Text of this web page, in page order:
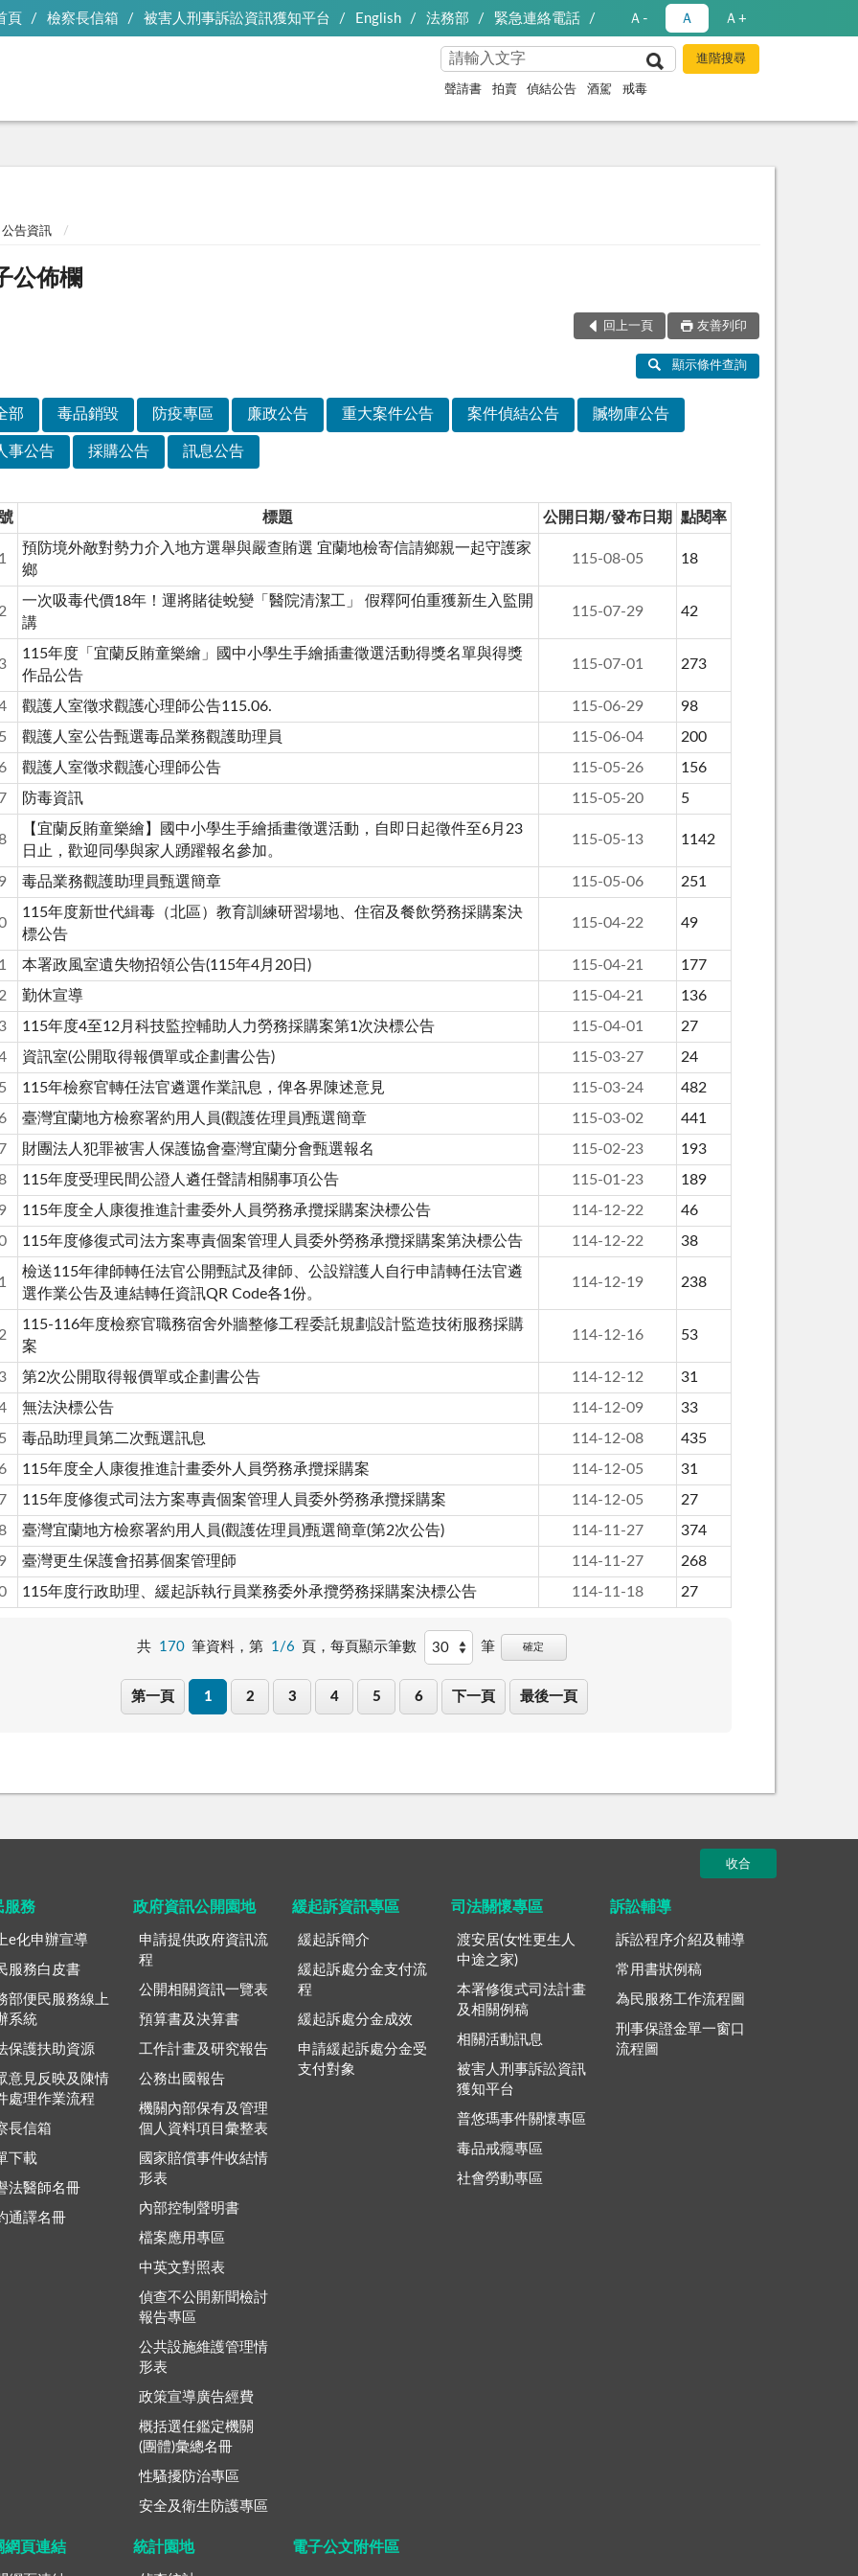
頁 檢察長信箱 被害人刑事訴訟資訊獲知平台 English 法務部 緊急連絡電話 Ａ- Ａ Ａ+
聲請書 拍賣 偵結公告 酒駕 戒毒
公告資訊
公佈欄
回上一頁 友善列印
顯示條件查詢
部 毒品銷毀 防疫專區 廉政公告 重大案件公告 案件偵結公告 贓物庫公告
事公告 採購公告 訊息公告
標題 公開日期/發布日期 點閱率
預防境外敵對勢力介入地方選舉與嚴查賄選 宜蘭地檢寄信請鄉親一起守護家
鄉
115-08-05 18
一次吸毒代價18年！運將賭徒蛻變「醫院清潔工」 假釋阿伯重獲新生入監開
講
115-07-29 42
115年度「宜蘭反賄童樂繪」國中小學生手繪插畫徵選活動得獎名單與得獎
作品公告
115-07-01 273
觀護人室徵求觀護心理師公告115.06. 115-06-29
98
觀護人室公告甄選毒品業務觀護助理員 115-06-04
200
觀護人室徵求觀護心理師公告 115-05-26
156
防毒資訊 115-05-20 5
【宜蘭反賄童樂繪】國中小學生手繪插畫徵選活動，自即日起徵件至6月23
日止，歡迎同學與家人踴躍報名參加。
115-05-13 1142
毒品業務觀護助理員甄選簡章 115-05-06 251
115年度新世代緝毒（北區）教育訓練研習場地、住宿及餐飲勞務採購案決
標公告
115-04-22 49
本署政風室遺失物招領公告(115年4月20日) 115-04-21
177
勤休宣導 115-04-21
136
115年度4至12月科技監控輔助人力勞務採購案第1次決標公告 115-04-01
27
資訊室(公開取得報價單或企劃書公告) 115-03-27
24
115年檢察官轉任法官遴選作業訊息，俾各界陳述意見 115-03-24
482
臺灣宜蘭地方檢察署約用人員(觀護佐理員)甄選簡章 115-03-02
441
財團法人犯罪被害人保護協會臺灣宜蘭分會甄選報名 115-02-23
193
115年度受理民間公證人遴任聲請相關事項公告 115-01-23
189
115年度全人康復推進計畫委外人員勞務承攬採購案決標公告 114-12-22
46
115年度修復式司法方案專責個案管理人員委外勞務承攬採購案第決標公告 114-12-22 38
檢送115年律師轉任法官公開甄試及律師、公設辯護人自行申請轉任法官遴
選作業公告及連結轉任資訊QR Code各1份。
114-12-19 238
115-116年度檢察官職務宿舍外牆整修工程委託規劃設計監造技術服務採購
案
114-12-16 53
第2次公開取得報價單或企劃書公告 114-12-12
31
無法決標公告 114-12-09
33
毒品助理員第二次甄選訊息 114-12-08
435
115年度全人康復推進計畫委外人員勞務承攬採購案 114-12-05
31
115年度修復式司法方案專責個案管理人員委外勞務承攬採購案 114-12-05
27
臺灣宜蘭地方檢察署約用人員(觀護佐理員)甄選簡章(第2次公告) 114-11-27
374
臺灣更生保護會招募個案管理師 114-11-27
268
115年度行政助理、緩起訴執行員業務委外承攬勞務採購案決標公告 114-11-18 27
共 170 筆資料，第 1/6 頁，每頁顯示筆數 筆 確定
第一頁 1 2 3 4 5 6 下一頁 最後一頁
收合
服務
e化申辦宣導
服務白皮書
部便民服務線上
系統
保護扶助資源
意見反映及陳情
處理作業流程
長信箱
下載
法醫師名冊
通譯名冊
政府資訊公開園地
申請提供政府資訊流
程
公開相關資訊一覽表
預算書及決算書
工作計畫及研究報告
公務出國報告
機關內部保有及管理
個人資料項目彙整表
國家賠償事件收結情
形表
內部控制聲明書
檔案應用專區
中英文對照表
偵查不公開新聞檢討
報告專區
公共設施維護管理情
形表
政策宣導廣告經費
概括選任鑑定機關
(團體)彙總名冊
性騷擾防治專區
安全及衛生防護專區
緩起訴資訊專區
緩起訴簡介
緩起訴處分金支付流
程
緩起訴處分金成效
申請緩起訴處分金受
支付對象
司法關懷專區
渡安居(女性更生人
中途之家)
本署修復式司法計畫
及相關例稿
相關活動訊息
被害人刑事訴訟資訊
獲知平台
普悠瑪事件關懷專區
毒品戒癮專區
社會勞動專區
訴訟輔導
訴訟程序介紹及輔導
常用書狀例稿
為民服務工作流程圖
刑事保證金單一窗口
流程圖
網頁連結 統計園地 電子公文附件區